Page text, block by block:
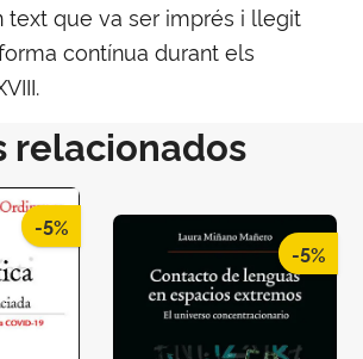
text que va ser imprés i llegit
contínua durant els
relacionados
-5%
-5%